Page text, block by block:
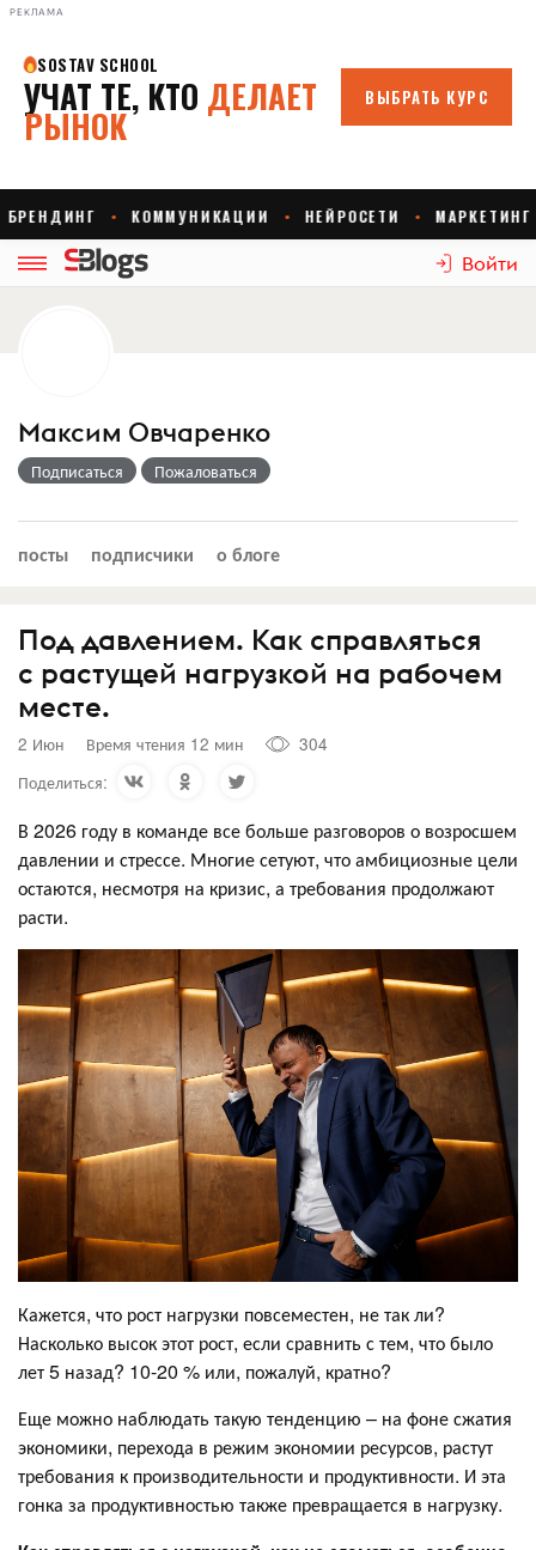
РЕКЛАМА
Войти
Максим Овчаренко
Подписаться Пожаловаться
посты подписчики о блоге
Под давлением. Как справляться
с растущей нагрузкой на рабочем
месте.
2 Июн Время чтения 12 мин
304
Поделиться:
В 2026 году в команде все больше разговоров о возросшем
давлении и стрессе. Многие сетуют, что амбициозные цели
остаются, несмотря на кризис, а требования продолжают
расти.
Кажется, что рост нагрузки повсеместен, не так ли?
Насколько высок этот рост, если сравнить с тем, что было
лет 5 назад? 10-20 % или, пожалуй, кратно?
Еще можно наблюдать такую тенденцию – на фоне сжатия
экономики, перехода в режим экономии ресурсов, растут
требования к производительности и продуктивности. И эта
гонка за продуктивностью также превращается в нагрузку.